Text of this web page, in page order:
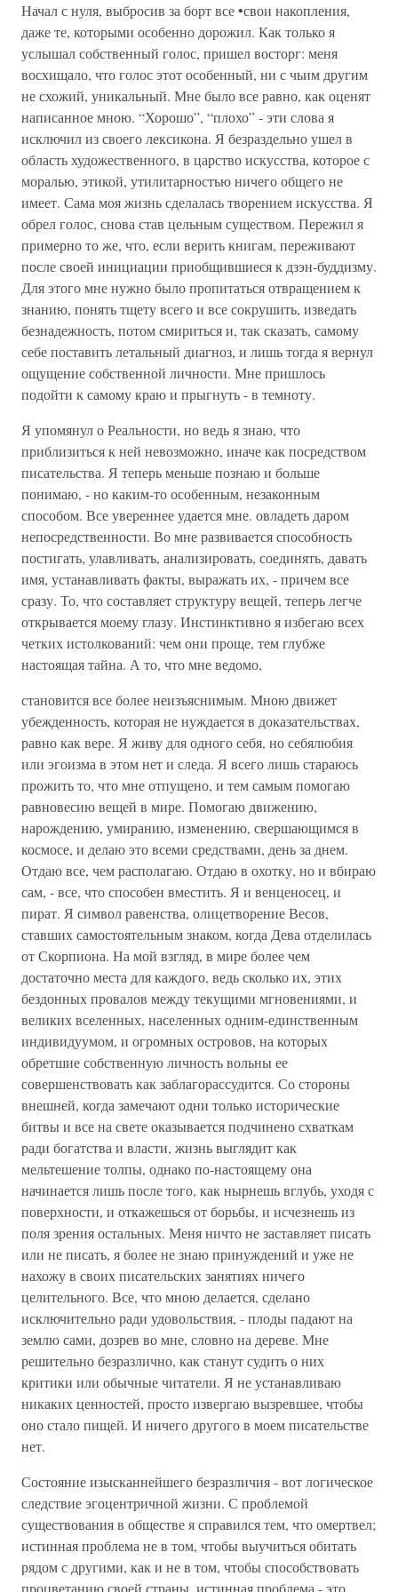
Начал с нуля, выбросив за борт все •свои накопления,
даже те, которыми особенно дорожил. Как только я
услышал собственный голос, пришел восторг: меня
восхищало, что голос этот особенный, ни с чьим другим
не схожий, уникальный. Мне было все равно, как оценят
написанное мною. “Хорошо”, “плохо” - эти слова я
исключил из своего лексикона. Я безраздельно ушел в
область художественного, в царство искусства, которое с
моралью, этикой, утилитарностью ничего общего не
имеет. Сама моя жизнь сделалась творением искусства. Я
обрел голос, снова став цельным существом. Пережил я
примерно то же, что, если верить книгам, переживают
после своей инициации приобщившиеся к дзэн-буддизму.
Для этого мне нужно было пропитаться отвращением к
знанию, понять тщету всего и все сокрушить, изведать
безнадежность, потом смириться и, так сказать, самому
себе поставить летальный диагноз, и лишь тогда я вернул
ощущение собственной личности. Мне пришлось
подойти к самому краю и прыгнуть - в темноту.
Я упомянул о Реальности, но ведь я знаю, что
приблизиться к ней невозможно, иначе как посредством
писательства. Я теперь меньше познаю и больше
понимаю, - но каким-то особенным, незаконным
способом. Все увереннее удается мне. овладеть даром
непосредственности. Во мне развивается способность
постигать, улавливать, анализировать, соединять, давать
имя, устанавливать факты, выражать их, - причем все
сразу. То, что составляет структуру вещей, теперь легче
открывается моему глазу. Инстинктивно я избегаю всех
четких истолкований: чем они проще, тем глубже
настоящая тайна. А то, что мне ведомо,
становится все более неизъяснимым. Мною движет
убежденность, которая не нуждается в доказательствах,
равно как вере. Я живу для одного себя, но себялюбия
или эгоизма в этом нет и следа. Я всего лишь стараюсь
прожить то, что мне отпущено, и тем самым помогаю
равновесию вещей в мире. Помогаю движению,
нарождению, умиранию, изменению, свершающимся в
космосе, и делаю это всеми средствами, день за днем.
Отдаю все, чем располагаю. Отдаю в охотку, но и вбираю
сам, - все, что способен вместить. Я и венценосец, и
пират. Я символ равенства, олицетворение Весов,
ставших самостоятельным знаком, когда Дева отделилась
от Скорпиона. На мой взгляд, в мире более чем
достаточно места для каждого, ведь сколько их, этих
бездонных провалов между текущими мгновениями, и
великих вселенных, населенных одним-единственным
индивидуумом, и огромных островов, на которых
обретшие собственную личность вольны ее
совершенствовать как заблагорассудится. Со стороны
внешней, когда замечают одни только исторические
битвы и все на свете оказывается подчинено схваткам
ради богатства и власти, жизнь выглядит как
мельтешение толпы, однако по-настоящему она
начинается лишь после того, как нырнешь вглубь, уходя с
поверхности, и откажешься от борьбы, и исчезнешь из
поля зрения остальных. Меня ничто не заставляет писать
или не писать, я более не знаю принуждений и уже не
нахожу в своих писательских занятиях ничего
целительного. Все, что мною делается, сделано
исключительно ради удовольствия, - плоды падают на
землю сами, дозрев во мне, словно на дереве. Мне
решительно безразлично, как станут судить о них
критики или обычные читатели. Я не устанавливаю
никаких ценностей, просто извергаю вызревшее, чтобы
оно стало пищей. И ничего другого в моем писательстве
нет.
Состояние изысканнейшего безразличия - вот логическое
следствие эгоцентричной жизни. С проблемой
существования в обществе я справился тем, что омертвел;
истинная проблема не в том, чтобы выучиться обитать
рядом с другими, как и не в том, чтобы способствовать
процветанию своей страны, истинная проблема - это